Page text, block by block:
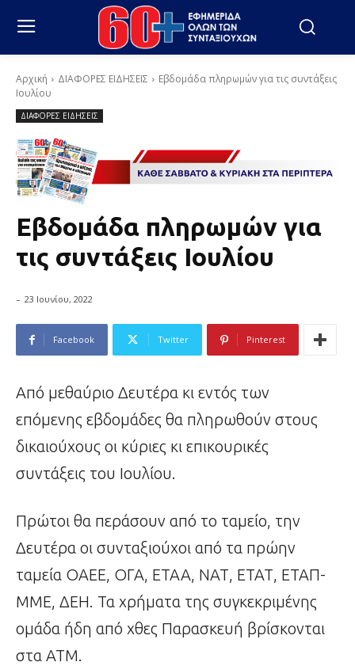
Αρχική ΔΙΑΦΟΡΕΣ ΕΙΔΗΣΕΙΣ
Εβδομάδα πληρωμών για τις συντάξεις
Ιουλίου
ΔΙΑΦΟΡΕΣ ΕΙΔΗΣΕΙΣ
Εβδομάδα πληρωμών για
τις συντάξεις Ιουλίου
- 23 Ιουνίου, 2022
Facebook Twitter Pinterest
Από μεθαύριο Δευτέρα κι εντός των
επόμενης εβδομάδες θα πληρωθούν στους
δικαιούχους οι κύριες κι επικουρικές
συντάξεις του Ιουλίου.
Πρώτοι θα περάσουν από το ταμείο, την
Δευτέρα οι συνταξιούχοι από τα πρώην
ταμεία ΟΑΕΕ, ΟΓΑ, ΕΤΑΑ, ΝΑΤ, ΕΤΑΤ, ΕΤΑΠ-
ΜΜΕ, ΔΕΗ. Τα χρήματα της συγκεκριμένης
ομάδα ήδη από χθες Παρασκευή βρίσκονται
στα ΑΤΜ.